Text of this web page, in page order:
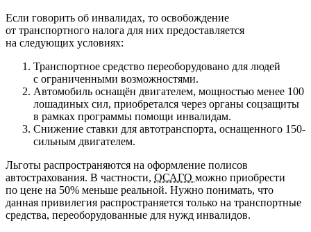
Если говорить об инвалидах, то освобождение
от транспортного налога для них предоставляется
на следующих условиях:
Транспортное средство переоборудовано для людей
с ограниченными возможностями.
Автомобиль оснащён двигателем, мощностью менее 100
лошадиных сил, приобретался через органы соцзащиты
в рамках программы помощи инвалидам.
Снижение ставки для автотранспорта, оснащенного 150-
сильным двигателем.
Льготы распространяются на оформление полисов
автострахования. В частности, ОСАГО можно приобрести
по цене на 50% меньше реальной. Нужно понимать, что
данная привилегия распространяется только на транспортные
средства, переоборудованные для нужд инвалидов.